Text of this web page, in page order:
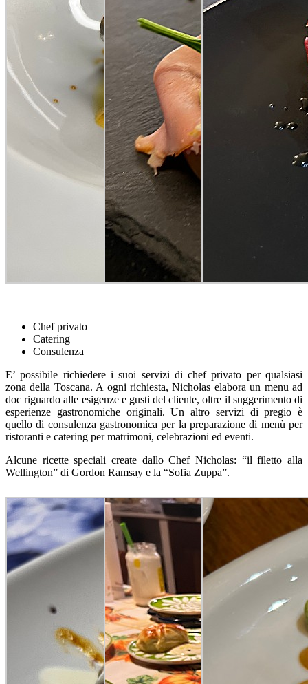
Chef privato
Catering
Consulenza
E’ possibile richiedere i suoi servizi di chef privato per qualsiasi
zona della Toscana. A ogni richiesta, Nicholas elabora un menu ad
doc riguardo alle esigenze e gusti del cliente, oltre il suggerimento di
esperienze gastronomiche originali. Un altro servizi di pregio è
quello di consulenza gastronomica per la preparazione di menù per
ristoranti e catering per matrimoni, celebrazioni ed eventi.
Alcune ricette speciali create dallo Chef Nicholas: “il filetto alla
Wellington” di Gordon Ramsay e la “Sofia Zuppa”.